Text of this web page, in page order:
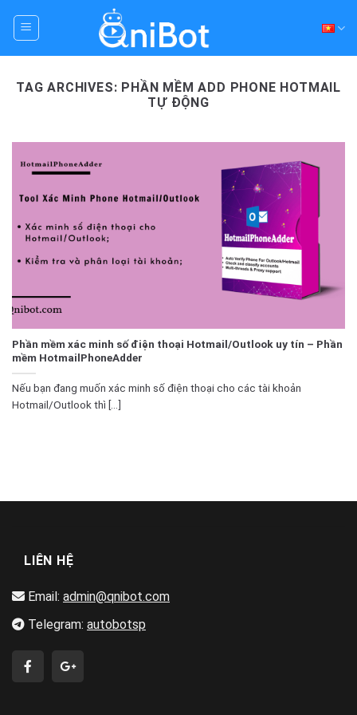
TAG ARCHIVES: PHẦN MỀM ADD PHONE HOTMAIL
TỰ ĐỘNG
Phần mềm xác minh số điện thoại Hotmail/Outlook uy tín – Phần
mềm HotmailPhoneAdder
Nếu bạn đang muốn xác minh số điện thoại cho các tài khoản
Hotmail/Outlook thì [...]
LIÊN HỆ
Email: admin@qnibot.com
Telegram: autobotsp